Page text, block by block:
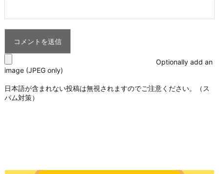
Optionally add an
image (JPEG only)
日本語が含まれない投稿は無視されますのでご注意ください。（ス
パム対策）